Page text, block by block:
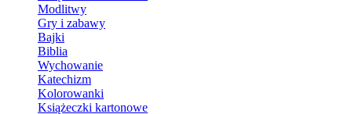
Modlitwy
Gry i zabawy
Bajki
Biblia
Wychowanie
Katechizm
Kolorowanki
Książeczki kartonowe